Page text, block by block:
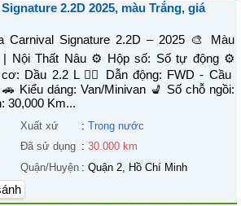
2.2D 2025, màu Trắng, giá
Carnival Signature 2.2D – 2025 🎨 Màu
| Nội Thất Nâu ⚙️ Hộp số: Số tự động ⚙️
Dầu 2.2 L 🚴‍♀️ Dẫn động: FWD - Cầu
Kiểu dáng: Van/Minivan 💺 Số chỗ ngồi:
30,000 Km...
Xuất xứ : Trong nước
Đã sử dụng : 30.000 km
Quận/Huyện : Quận 2, Hồ Chí Minh